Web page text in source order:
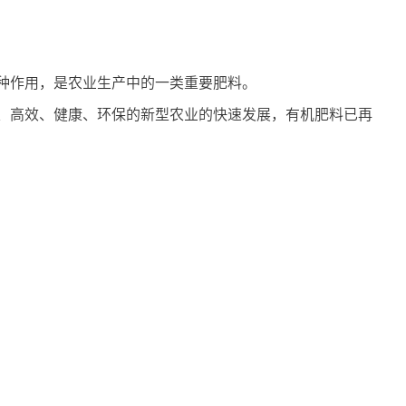
用，是农业生产中的一类重要肥料。
效、健康、环保的新型农业的快速发展，有机肥料已再